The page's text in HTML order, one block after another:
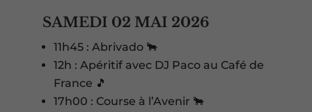
SAMEDI 02 MAI 2026
11h45 : Abrivado 🐂
12h : Apéritif avec DJ Paco au Café de
France 🎵
17h00 : Course à l’Avenir 🐂